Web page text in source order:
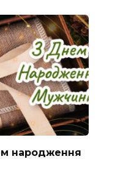
народження